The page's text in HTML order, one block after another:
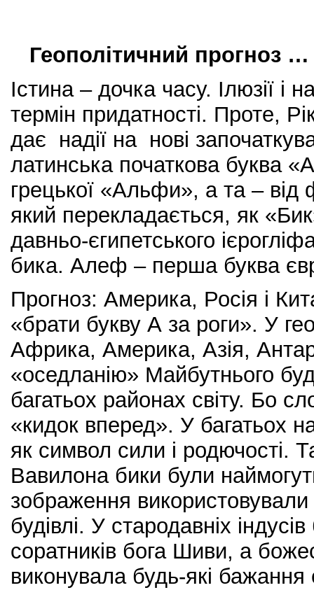
Геополітичний прогноз …
Істина – дочка часу. Ілюзії і
термін придатності. Проте,
дає надії на нові
латинська початкова буква
грецької «Альфи», а та – від
який перекладається, як
давньо-єгипетського
бика. Алеф – перша буква
Прогноз: Америка, Росія і
«брати букву А за роги». У
Африка, Америка, Азія,
«оседланію» Майбутнього
багатьох районах світу. Бо
«кидок вперед». У багатьох
як символ сили і родючості.
Вавилона бики були
зображення
будівлі. У стародавніх
соратників бога Шиви, а
виконувала будь-які бажання